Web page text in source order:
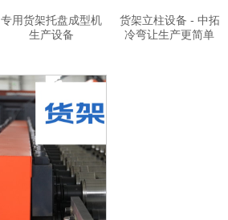
专用货架托盘成型机
生产设备
货架立柱设备 - 中拓
冷弯让生产更简单